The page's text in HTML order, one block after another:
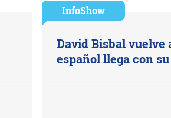
InfoShow
David Bisbal vuelve
español llega con